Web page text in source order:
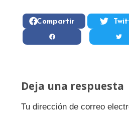
Compartir
Deja una respuesta
Tu dirección de correo